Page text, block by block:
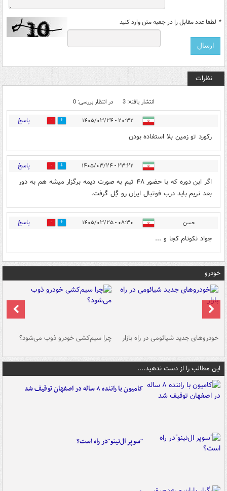
* لطفا عدد مقابل را در جعبه متن وارد کنید
نظرات
انتشار یافته: 3 در انتظار بررسی: 0
۲۰:۳۲ - ۱۴۰۵/۰۳/۲۴ 0 پاسخ
رکورد تو زمین بلا استفاده بودن
۲۳:۲۲ - ۱۴۰۵/۰۳/۲۴ 0 پاسخ
اگر ابن دوره که با حضور ۴۸ تیم به صورت دیمه برگزار میشه هم به دور
بعد نریم باید درب فوتبال ایران رو گِل گرفت.
حسن ۰۸:۳۰ - ۱۴۰۵/۰۳/۲۵ 0 پاسخ
جواد نکونام کجا و ...
خودرو
خودروهای جدید شیائومی در راه بازار چرا سیم‌کشی خودرو ذوب می‌شود؟
این مطالب را از دست ندهید....
کامیون با راننده ۸ ساله در اصفهان توقیف شد
"سوپر ال‌نینو"در راه است؟